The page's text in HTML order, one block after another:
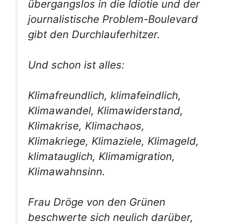
übergangslos in die Idiotie und der
journalistische Problem-Boulevard
gibt den Durchlauferhitzer.
Und schon ist alles:
Klimafreundlich, klimafeindlich,
Klimawandel, Klimawiderstand,
Klimakrise, Klimachaos,
Klimakriege, Klimaziele, Klimageld,
klimatauglich, Klimamigration,
Klimawahnsinn.
Frau Dröge von den Grünen
beschwerte sich neulich darüber,